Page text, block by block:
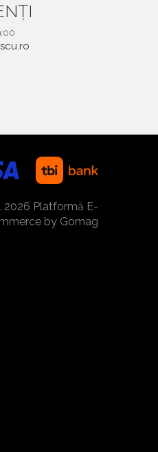
2026 Platformă E-
by Gomag